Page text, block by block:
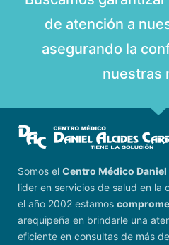
de atención a
asegurando la
nuestras
Somos el Centro Médico
lider en servicios de salud en la
el año 2002 estamos
arequipeña en brindarle una
eficiente en consultas de más